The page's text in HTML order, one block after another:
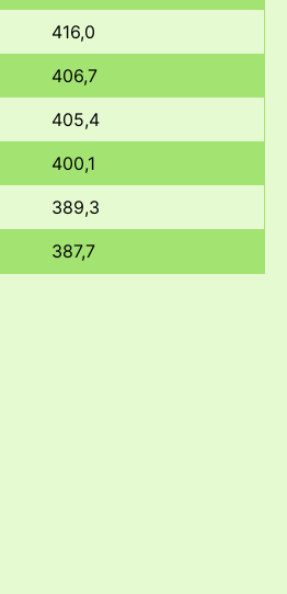
416,0
406,7
405,4
400,1
389,3
387,7